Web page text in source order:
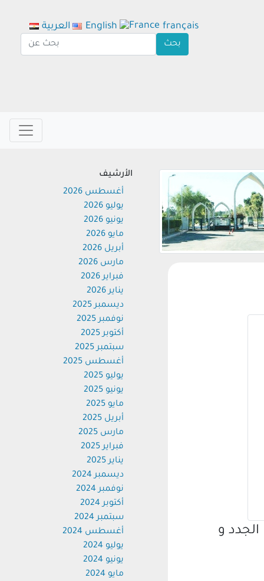
الجدد و
الأرشيف
أغسطس 2026
يوليو 2026
يونيو 2026
مايو 2026
أبريل 2026
مارس 2026
فبراير 2026
يناير 2026
ديسمبر 2025
نوفمبر 2025
أكتوبر 2025
سبتمبر 2025
أغسطس 2025
يوليو 2025
يونيو 2025
مايو 2025
أبريل 2025
مارس 2025
فبراير 2025
يناير 2025
ديسمبر 2024
نوفمبر 2024
أكتوبر 2024
سبتمبر 2024
أغسطس 2024
يوليو 2024
يونيو 2024
مايو 2024
العربية English français